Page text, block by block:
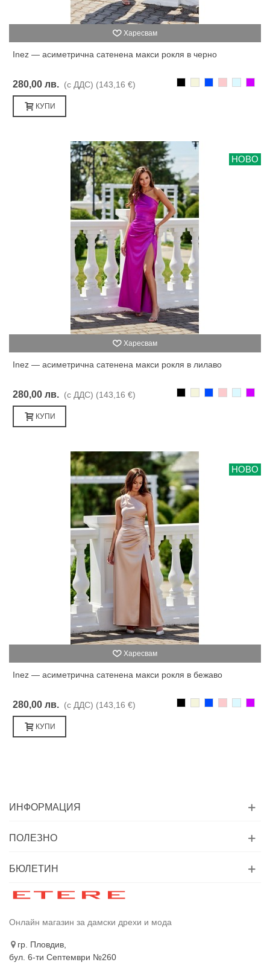
Харесвам
Inez — асиметрична сатенена макси рокля в черно
280,00 лв. (с ДДС) (143,16 €)
КУПИ
НОВО
Харесвам
Inez — асиметрична сатенена макси рокля в лилаво
280,00 лв. (с ДДС) (143,16 €)
КУПИ
НОВО
Харесвам
Inez — асиметрична сатенена макси рокля в бежаво
280,00 лв. (с ДДС) (143,16 €)
КУПИ
ИНФОРМАЦИЯ
ПОЛЕЗНО
БЮЛЕТИН
Онлайн магазин за дамски дрехи и мода
гр. Пловдив,
бул. 6-ти Септември №260